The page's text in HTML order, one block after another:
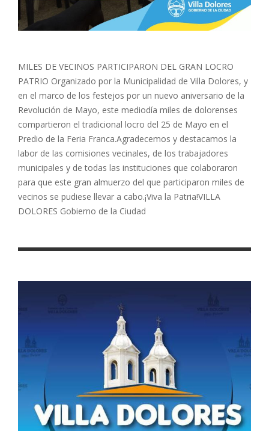
MILES DE VECINOS PARTICIPARON DEL GRAN LOCRO
PATRIO Organizado por la Municipalidad de Villa Dolores, y
en el marco de los festejos por un nuevo aniversario de la
Revolución de Mayo, este mediodía miles de dolorenses
compartieron el tradicional locro del 25 de Mayo en el
Predio de la Feria Franca.Agradecemos y destacamos la
labor de las comisiones vecinales, de los trabajadores
municipales y de todas las instituciones que colaboraron
para que este gran almuerzo del que participaron miles de
vecinos se pudiese llevar a cabo.¡Viva la Patria!VILLA
DOLORES Gobierno de la Ciudad